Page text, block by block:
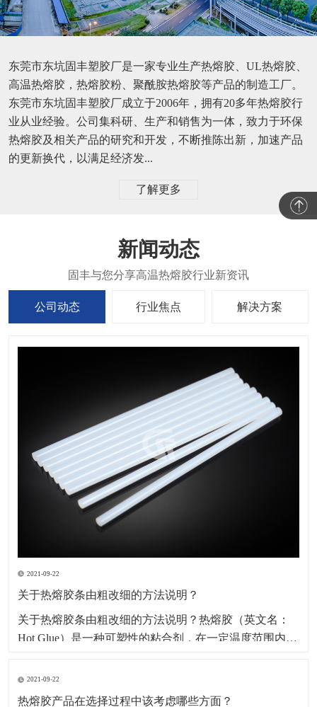
东莞市东坑固丰塑胶厂是一家专业生产热熔胶、UL热熔胶、
高温热熔胶，热熔胶粉、聚酰胺热熔胶等产品的制造工厂。
东莞市东坑固丰塑胶厂成立于2006年，拥有20多年热熔胶行
业从业经验。公司集科研、生产和销售为一体，致力于环保
热熔胶及相关产品的研究和开发，不断推陈出新，加速产品
的更新换代，以满足经济发...
了解更多
新闻动态
公司动态 行业焦点 解决方案
2021-09-22
关于热熔胶条由粗改细的方法说明？
​关于热熔胶条由粗改细的方法说明？热熔胶（英文名：
Hot Glue）是一种可塑性的粘合剂，在一定温度范围内其
无味，属环保型化学产品。因其产品本身系固体，便于
包装、运输、存储、无溶剂、无污染、无毒型；以及生
2021-09-22
热熔胶产品在选择过程中该考虑哪些方面？